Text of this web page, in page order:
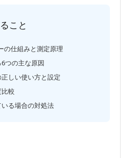
こと
の仕組みと測定原理
つの主な原因
しい使い方と設定
較
る場合の対処法